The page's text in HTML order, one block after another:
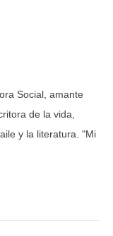
Social, amante
de la vida,
y la literatura. "Mi